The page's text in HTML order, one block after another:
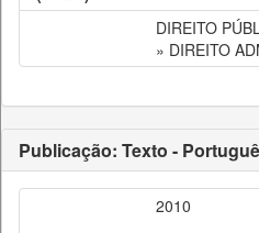
DIREITO
» DIREITO
Publicação: Texto -
2010